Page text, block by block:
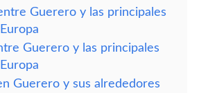
Guerero y las principales
Guerero y las principales
Guerero y sus alrededores